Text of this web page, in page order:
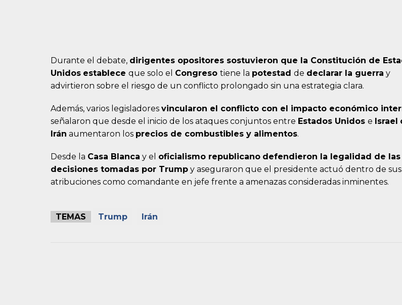
Durante el debate, dirigentes opositores sostuvieron que la Constitución de
Unidos establece que solo el Congreso tiene la potestad de declarar la guerra y
advirtieron sobre el riesgo de un conflicto prolongado sin una estrategia clara.
Además, varios legisladores vincularon el conflicto con el impacto económico
señalaron que desde el inicio de los ataques conjuntos entre Estados Unidos e Israel
Irán aumentaron los precios de combustibles y alimentos.
Desde la Casa Blanca y el oficialismo republicano defendieron la legalidad de las
decisiones tomadas por Trump y aseguraron que el presidente actuó dentro de sus
atribuciones como comandante en jefe frente a amenazas consideradas inminentes.
TEMAS Trump Irán